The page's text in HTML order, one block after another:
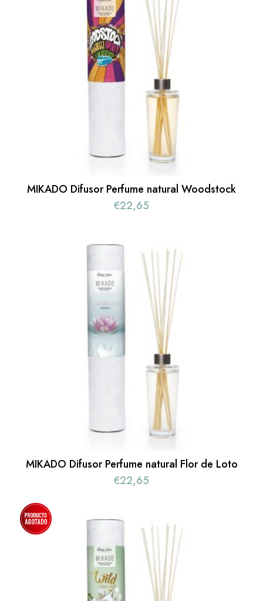
MIKADO Difusor Perfume natural Woodstock
€22,65
MIKADO Difusor Perfume natural Flor de Loto
€22,65